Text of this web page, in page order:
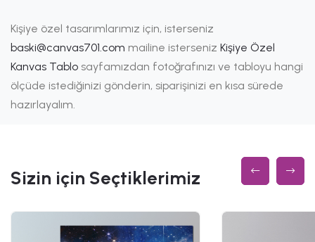
Kişiye özel tasarımlarımız için, isterseniz
baski@canvas701.com mailine isterseniz Kişiye Özel
Kanvas Tablo sayfamızdan fotoğrafınızı ve tabloyu hangi
ölçüde istediğinizi gönderin, siparişinizi en kısa sürede
hazırlayalım.
Sizin için Seçtiklerimiz